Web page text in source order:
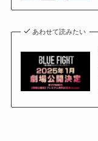
あわせて読みたい